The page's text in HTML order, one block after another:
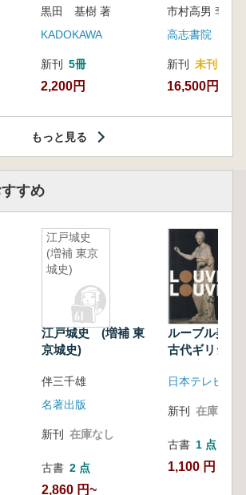
黒田 基樹 著
KADOKAWA
新刊 5冊
2,200円
高志書院
新刊 未刊
16,500円
もっと見る
すめ
江戸城史
(増補 東京
城史)
江戸城史 (増補 東
京城史)
伴三千雄
名著出版
新刊 在庫なし
古書 2 点
2,860 円~
ルーブル美
古代ギリシア
新刊 在庫なし
古書 1 点
1,100 円